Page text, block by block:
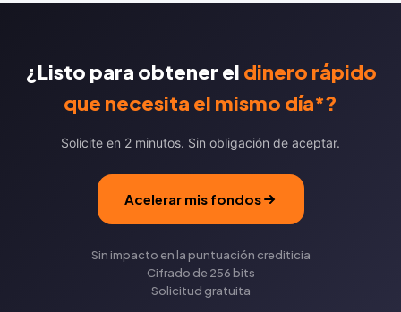
¿Listo para obtener el dinero rápido
que necesita el mismo día*?
Solicite en 2 minutos. Sin obligación de aceptar.
Acelerar mis fondos
Sin impacto en la puntuación crediticia
Cifrado de 256 bits
Solicitud gratuita